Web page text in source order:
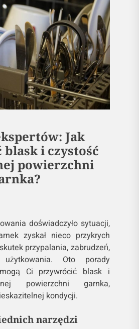
Jak
i czystość
powierzchni
doświadczyło sytuacji,
zyskał nieco przykrych
przypalania, zabrudzeń,
użytkowania. Oto porady
Ci przywrócić blask i
powierzchni garnka,
kondycji.
narzędzi